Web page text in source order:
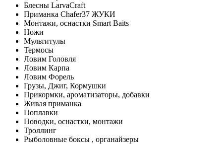
Блесны LarvaCraft
Приманка Chafer37 ЖУКИ
Монтажи, оснастки Smart Baits
Ножи
Мультитулы
Термосы
Ловим Головля
Ловим Карпа
Ловим Форель
Грузы, Джиг, Кормушки
Прикормки, ароматизаторы, добавки
Живая приманка
Поплавки
Поводки, оснастки, монтажи
Троллинг
Рыболовные боксы , органайзеры